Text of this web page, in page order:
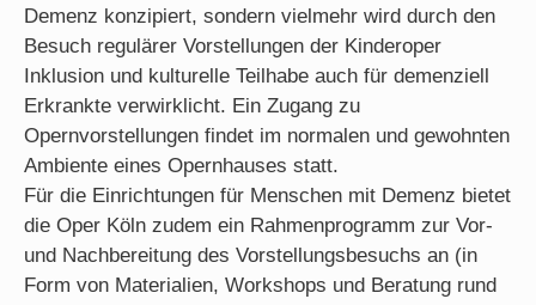
Demenz konzipiert, sondern vielmehr wird durch den
Besuch regulärer Vorstellungen der Kinderoper
Inklusion und kulturelle Teilhabe auch für demenziell
Erkrankte verwirklicht. Ein Zugang zu
Opernvorstellungen findet im normalen und gewohnten
Ambiente eines Opernhauses statt.
Für die Einrichtungen für Menschen mit Demenz bietet
die Oper Köln zudem ein Rahmenprogramm zur Vor-
und Nachbereitung des Vorstellungsbesuchs an (in
Form von Materialien, Workshops und Beratung rund